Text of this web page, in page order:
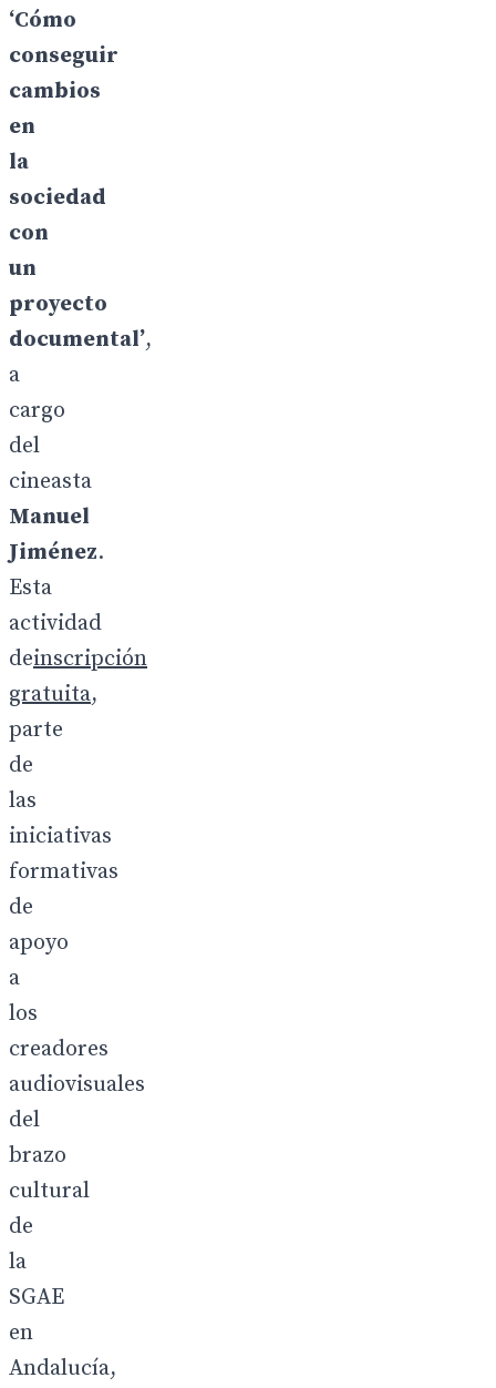
‘Cómo
conseguir
cambios
en
la
sociedad
con
un
proyecto
documental’,
a
cargo
del
cineasta
Manuel
Jiménez.
Esta
actividad
deinscripción
gratuita,
parte
de
las
iniciativas
formativas
de
apoyo
a
los
creadores
audiovisuales
del
brazo
cultural
de
la
SGAE
en
Andalucía,